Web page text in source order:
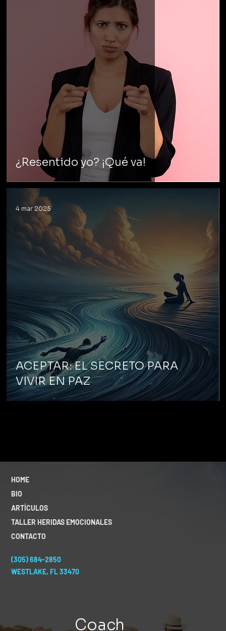
¿Resentido yo? ¡Qué va!
ACEPTAR: EL SECRETO PARA
VIVIR EN PAZ
4 mar 2025
HOME
BIO
ARTÍCULOS
TALLER HERIDAS EMOCIONALES
CONTACTO
(305) 684-2850
WESTLAKE, FL 33470
Coach